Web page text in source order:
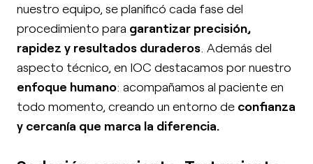
nuestro equipo, se planificó cada fase del
procedimiento para garantizar precisión,
rapidez y resultados duraderos . Además del
aspecto técnico, en IOC destacamos por nuestro
enfoque humano: acompañamos al paciente en
todo momento, creando un entorno de confianza
y cercanía que marca la diferencia.